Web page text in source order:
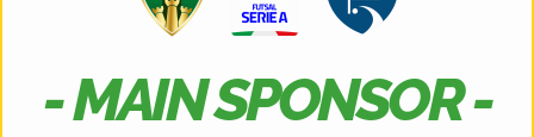
- MAIN SPONSOR -